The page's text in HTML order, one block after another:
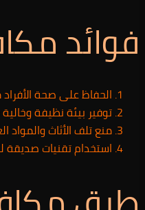
فوائد
الحفاظ على صحة
توفير بيئة نظيفة
منع تلف الأثاث والمواد
استخدام تقنيات صديقة